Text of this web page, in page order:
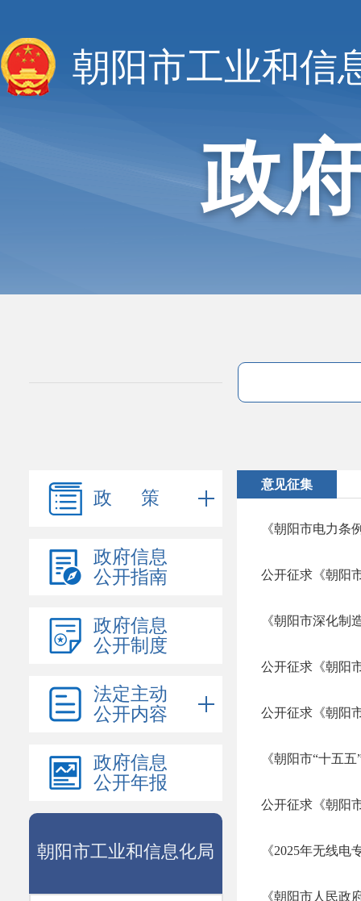
朝阳市工业和信
政
政 策
政府信息
公开指南
政府信息
公开制度
法定主动
公开内容
政府信息
公开年报
朝阳市工业和信息化局
意见征集
《朝阳市电力条
公开征求《朝阳